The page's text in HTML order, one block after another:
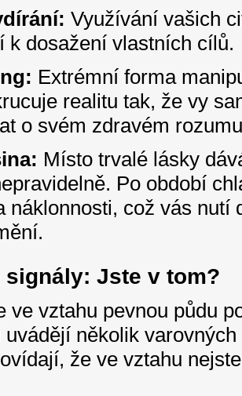
Využívání vašich
k dosažení vlastních cílů.
Extrémní forma
realitu tak, že vy
o svém zdravém
Místo trvalé lásky
Po období
náklonnosti, což vás nutí
signály: Jste v tom?
ve vztahu pevnou půdu
uvádějí několik
že ve vztahu